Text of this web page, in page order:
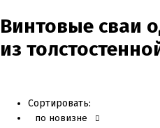
Винтовые сваи
из
Сортировать:
по новизне